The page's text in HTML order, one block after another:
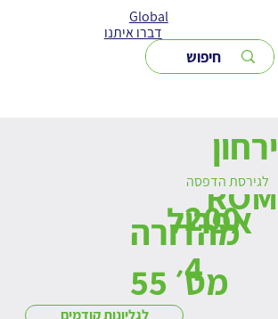
Global
דברו איתנו
ירחון
ROM
מהדורה
מס׳ 55
אפריל
200
4
לגירסת הדפסה